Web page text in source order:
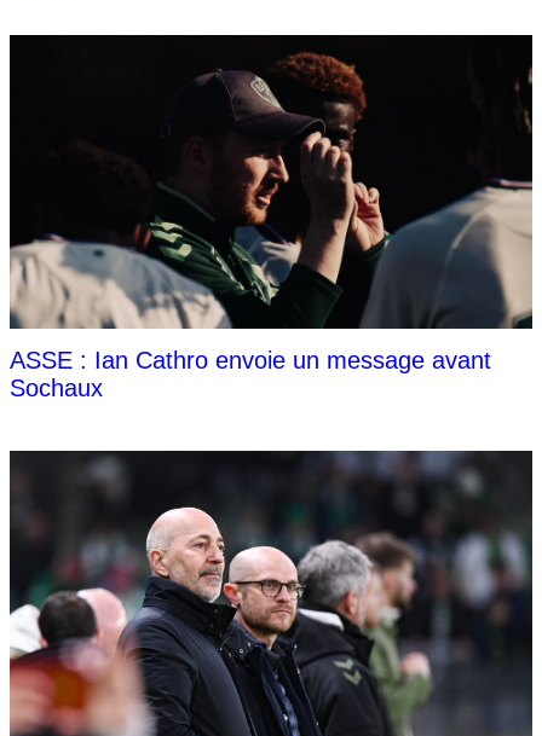
ASSE : Ian Cathro envoie un message avant
Sochaux